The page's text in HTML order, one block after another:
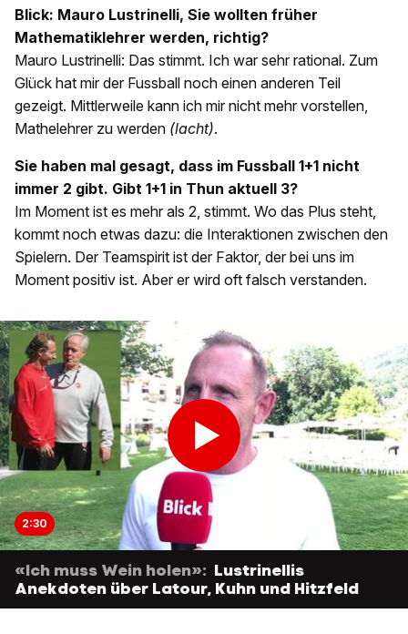
Blick: Mauro Lustrinelli, Sie wollten früher
Mathematiklehrer werden, richtig?
Mauro Lustrinelli: Das stimmt. Ich war sehr rational. Zum
Glück hat mir der Fussball noch einen anderen Teil
gezeigt. Mittlerweile kann ich mir nicht mehr vorstellen,
Mathelehrer zu werden (lacht).
Sie haben mal gesagt, dass im Fussball 1+1 nicht
immer 2 gibt. Gibt 1+1 in Thun aktuell 3?
Im Moment ist es mehr als 2, stimmt. Wo das Plus steht,
kommt noch etwas dazu: die Interaktionen zwischen den
Spielern. Der Teamspirit ist der Faktor, der bei uns im
Moment positiv ist. Aber er wird oft falsch verstanden.
2:30
«Ich muss Wein holen»: Lustrinellis
Anekdoten über Latour, Kuhn und Hitzfeld